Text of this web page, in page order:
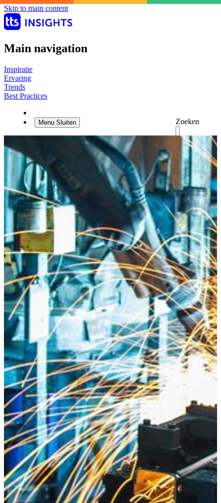
Skip to main content
Main navigation
Inspiratie
Ervaring
Trends
Best Practices
Zoeken
Menu Sluiten